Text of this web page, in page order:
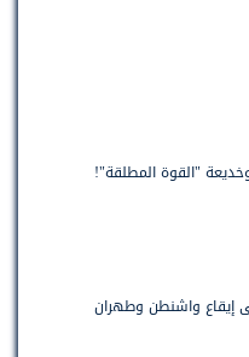
"القوة المطلقة"!
إيقاع واشنطن وطهران